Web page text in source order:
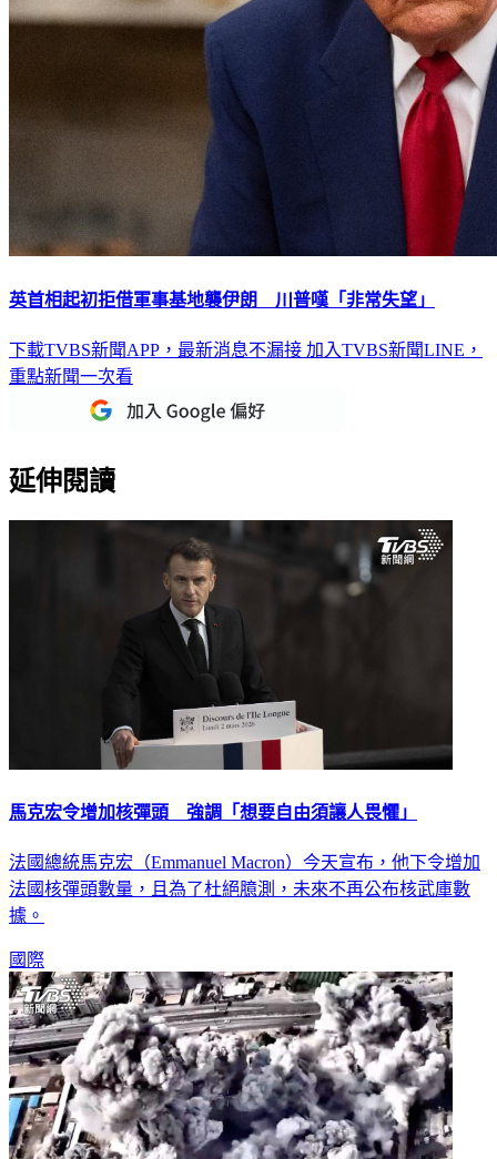
英首相起初拒借軍事基地襲伊朗 川普嘆「非常失望」
下載TVBS新聞APP，最新消息不漏接 加入TVBS新聞LINE，
重點新聞一次看
延伸閱讀
馬克宏令增加核彈頭 強調「想要自由須讓人畏懼」
法國總統馬克宏（Emmanuel Macron）今天宣布，他下令增加
法國核彈頭數量，且為了杜絕臆測，未來不再公布核武庫數
據。
國際